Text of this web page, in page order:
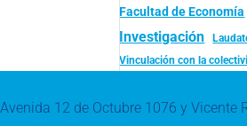
Facultad de Economía
Investigación
Vinculación con la
Avenida 12 de Octubre 1076 y Vicente